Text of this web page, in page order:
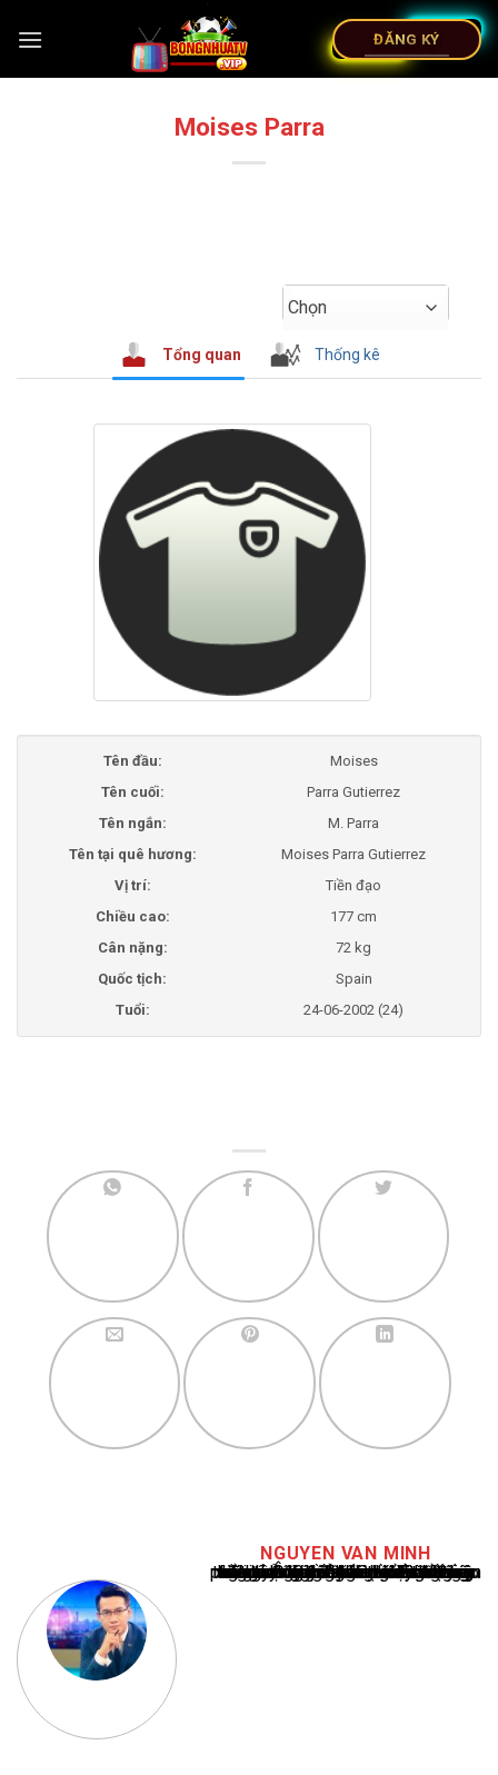
ĐĂNG KÝ
Moises Parra
Chọn
Tổng quan Thống kê
Tên đầu:
Moises
Tên cuối:
Parra Gutierrez
Tên ngắn:
M. Parra
Tên tại quê hương:
Moises Parra Gutierrez
Vị trí:
Tiền đạo
Chiều cao:
177 cm
Cân nặng:
72 kg
Quốc tịch:
Spain
Tuổi:
24-06-2002 (24)
NGUYEN VAN MINH
Nguyễn Văn Minh là một trong những chuyên gia hàng đầu về báo cáo tin tức thể thao tại Việt Nam, với hơn 10 năm hoạt động trong ngành. Ông có kiến thức sâu rộng và kinh nghiệm đáng kể trong việc phân tích và báo cáo về các sự kiện thể thao hàng đầu. Sự hiểu biết sâu sắc của ông về ngành này đã giúp ông xây dựng uy tín và danh tiếng trong cộng đồng báo chí thể thao.